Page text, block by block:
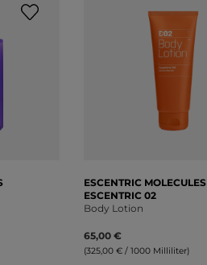
ESCENTRIC MOLECULES
ESCENTRIC 02
Body Lotion
65,00 €
(325,00 € / 1000 Milliliter)